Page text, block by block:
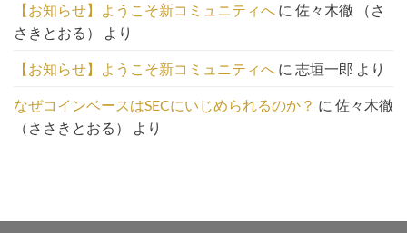
【お知らせ】ようこそ新コミュニティへ に 佐々木徹 （さ
さきとおる）
より
【お知らせ】ようこそ新コミュニティへ に 志垣一郎 より
なぜコインベースはSECにいじめられるのか？ に 佐々木徹
（ささきとおる）
より